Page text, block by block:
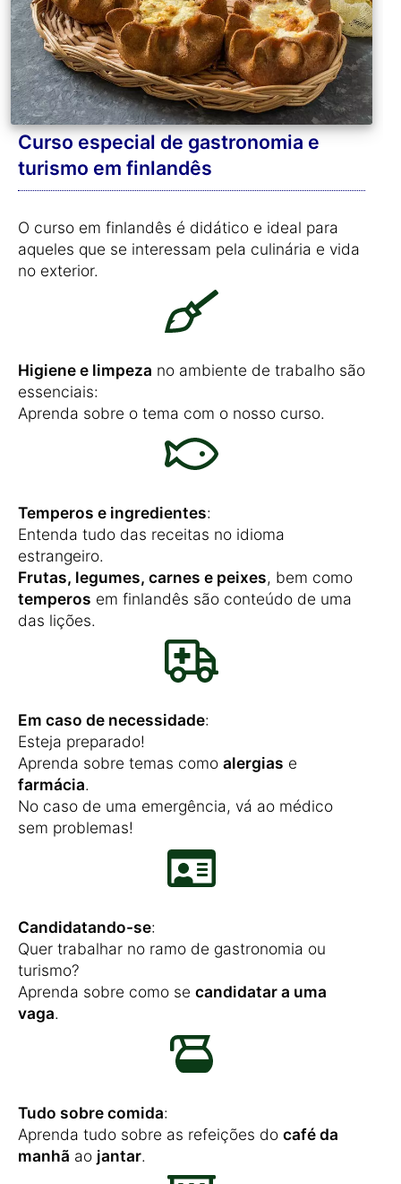
Curso especial de gastronomia e
turismo em finlandês
O curso em finlandês é didático e ideal para
aqueles que se interessam pela culinária e vida
no exterior.
Higiene e limpeza no ambiente de trabalho são
essenciais:
Aprenda sobre o tema com o nosso curso.
Temperos e ingredientes:
Entenda tudo das receitas no idioma
estrangeiro.
Frutas, legumes, carnes e peixes, bem como
temperos em finlandês são conteúdo de uma
das lições.
Em caso de necessidade:
Esteja preparado!
Aprenda sobre temas como alergias e
farmácia.
No caso de uma emergência, vá ao médico
sem problemas!
Candidatando-se:
Quer trabalhar no ramo de gastronomia ou
turismo?
Aprenda sobre como se candidatar a uma
vaga.
Tudo sobre comida:
Aprenda tudo sobre as refeições do café da
manhã ao jantar.